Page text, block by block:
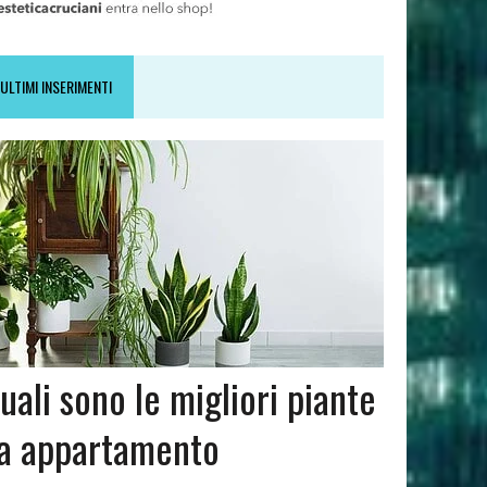
ULTIMI INSERIMENTI
sono le migliori piante
appartamento